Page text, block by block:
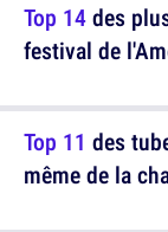
Top 14des
festival de
Top 11 des
même de la